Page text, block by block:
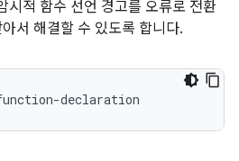
시적 함수 선언 경고를 오류로 전환
서 해결할 수 있도록 합니다.